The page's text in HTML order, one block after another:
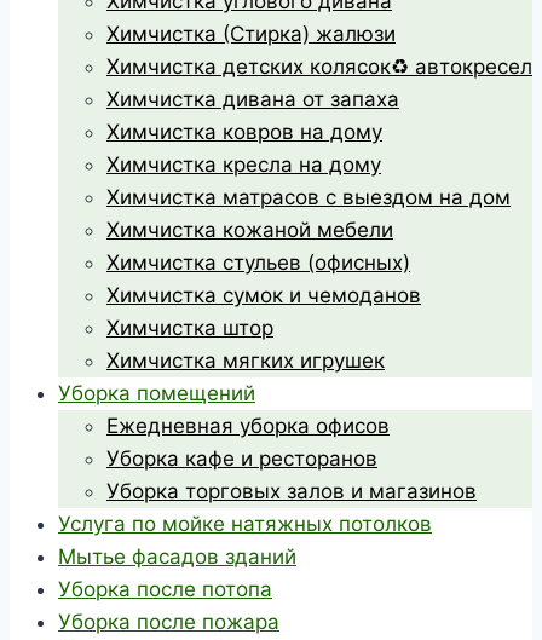
Химчистка (Стирка) жалюзи
Химчистка детских колясок♻️ автокресел
Химчистка дивана от запаха
Химчистка ковров на дому
Химчистка кресла на дому
Химчистка матрасов с выездом на дом
Химчистка кожаной мебели
Химчистка стульев (офисных)
Химчистка сумок и чемоданов
Химчистка штор
Химчистка мягких игрушек
Уборка помещений
Ежедневная уборка офисов
Уборка кафе и ресторанов
Уборка торговых залов и магазинов
Услуга по мойке натяжных потолков
Мытье фасадов зданий
Уборка после потопа
Уборка после пожара